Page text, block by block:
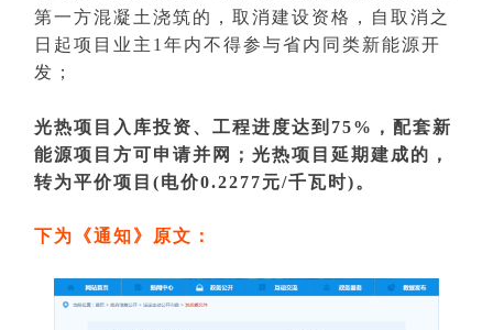
第一方混凝土浇筑的，取消建设资格，自取消之
日起项目业主1年内不得参与省内同类新能源开
发；
光热项目入库投资、工程进度达到75%，配套新
能源项目方可申请并网；光热项目延期建成的，
转为平价项目(电价0.2277元/千瓦时)。
下为《通知》原文：